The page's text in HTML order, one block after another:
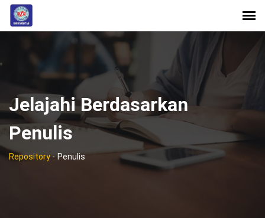
Jelajahi Berdasarkan
Penulis
Repository- Penulis